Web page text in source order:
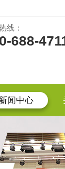
线：
688-
闻中心